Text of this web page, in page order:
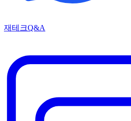
재테크Q&A